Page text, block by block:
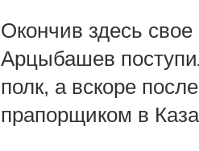
Окончив здесь
Арцыбашев
полк, а вскоре
прапорщиком в